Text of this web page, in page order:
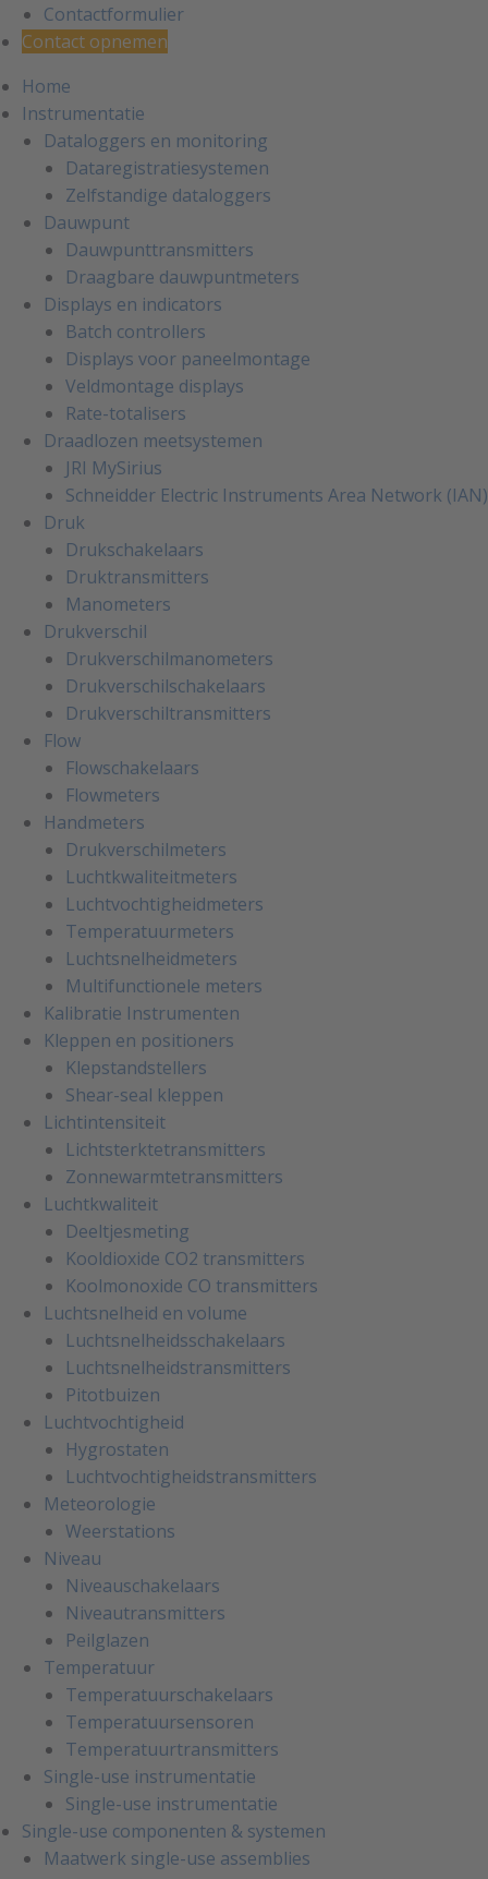
Contactformulier
Contact opnemen
Home
Instrumentatie
Dataloggers en monitoring
Dataregistratiesystemen
Zelfstandige dataloggers
Dauwpunt
Dauwpunttransmitters
Draagbare dauwpuntmeters
Displays en indicators
Batch controllers
Displays voor paneelmontage
Veldmontage displays
Rate-totalisers
Draadlozen meetsystemen
JRI MySirius
Schneidder Electric Instruments Area Network (IAN)
Druk
Drukschakelaars
Druktransmitters
Manometers
Drukverschil
Drukverschilmanometers
Drukverschilschakelaars
Drukverschiltransmitters
Flow
Flowschakelaars
Flowmeters
Handmeters
Drukverschilmeters
Luchtkwaliteitmeters
Luchtvochtigheidmeters
Temperatuurmeters
Luchtsnelheidmeters
Multifunctionele meters
Kalibratie Instrumenten
Kleppen en positioners
Klepstandstellers
Shear-seal kleppen
Lichtintensiteit
Lichtsterktetransmitters
Zonnewarmtetransmitters
Luchtkwaliteit
Deeltjesmeting
Kooldioxide CO2 transmitters
Koolmonoxide CO transmitters
Luchtsnelheid en volume
Luchtsnelheidsschakelaars
Luchtsnelheidstransmitters
Pitotbuizen
Luchtvochtigheid
Hygrostaten
Luchtvochtigheidstransmitters
Meteorologie
Weerstations
Niveau
Niveauschakelaars
Niveautransmitters
Peilglazen
Temperatuur
Temperatuurschakelaars
Temperatuursensoren
Temperatuurtransmitters
Single-use instrumentatie
Single-use instrumentatie
Single-use componenten & systemen
Maatwerk single-use assemblies